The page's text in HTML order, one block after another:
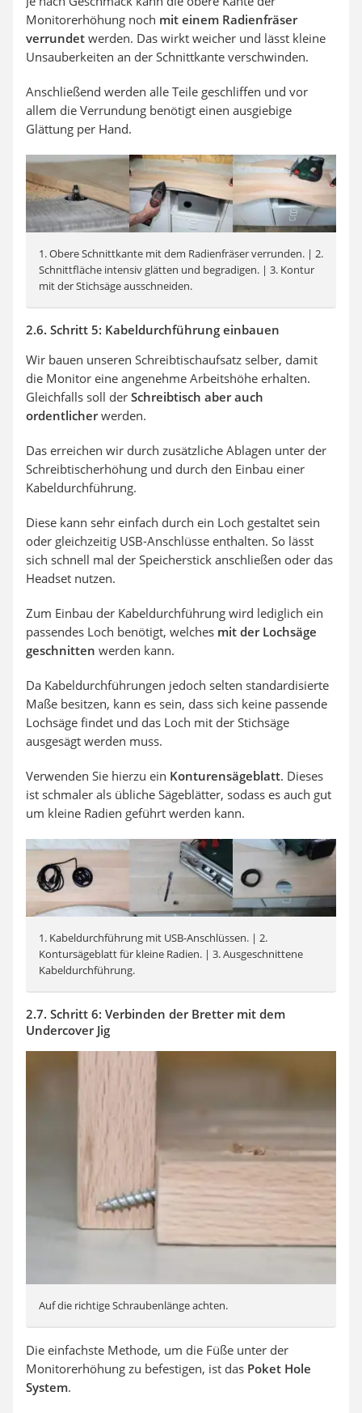
Monitorerhöhung noch mit einem Radienfräser
verrundet werden. Das wirkt weicher und lässt kleine
Unsauberkeiten an der Schnittkante verschwinden.
Anschließend werden alle Teile geschliffen und vor
allem die Verrundung benötigt einen ausgiebige
Glättung per Hand.
1. Obere Schnittkante mit dem Radienfräser verrunden. | 2.
Schnittfläche intensiv glätten und begradigen. | 3. Kontur
mit der Stichsäge ausschneiden.
2.6. Schritt 5: Kabeldurchführung einbauen
Wir bauen unseren Schreibtischaufsatz selber, damit
die Monitor eine angenehme Arbeitshöhe erhalten.
Gleichfalls soll der Schreibtisch aber auch
ordentlicherwerden.
Das erreichen wir durch zusätzliche Ablagen unter der
Schreibtischerhöhung und durch den Einbau einer
Kabeldurchführung.
Diese kann sehr einfach durch ein Loch gestaltet sein
oder gleichzeitig USB-Anschlüsse enthalten. So lässt
sich schnell mal der Speicherstick anschließen oder das
Headset nutzen.
Zum Einbau der Kabeldurchführung wird lediglich ein
passendes Loch benötigt, welches mit der Lochsäge
geschnitten werden kann.
Da Kabeldurchführungen jedoch selten standardisierte
Maße besitzen, kann es sein, dass sich keine passende
Lochsäge findet und das Loch mit der Stichsäge
ausgesägt werden muss.
Verwenden Sie hierzu ein Konturensägeblatt. Dieses
ist schmaler als übliche Sägeblätter, sodass es auch gut
um kleine Radien geführt werden kann.
1. Kabeldurchführung mit USB-Anschlüssen. | 2.
Kontursägeblatt für kleine Radien. | 3. Ausgeschnittene
Kabeldurchführung.
2.7. Schritt 6: Verbinden der Bretter mit dem
Undercover Jig
Auf die richtige Schraubenlänge achten.
Die einfachste Methode, um die Füße unter der
Monitorerhöhung zu befestigen, ist das Poket Hole
System.